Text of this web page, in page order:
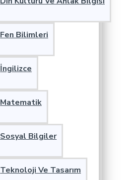
Fen Bilimleri
İngilizce
Matematik
Sosyal Bilgiler
Teknoloji Ve Tasarım